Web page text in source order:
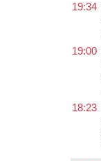
19:34
19:00
18:23